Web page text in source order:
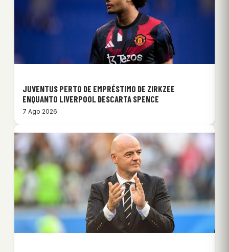
JUVENTUS PERTO DE EMPRÉSTIMO DE ZIRKZEE
ENQUANTO LIVERPOOL DESCARTA SPENCE
7 Ago 2026